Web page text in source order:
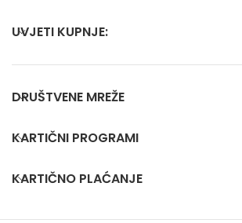
UVJETI KUPNJE:
DRUŠTVENE MREŽE
KARTIČNI PROGRAMI
KARTIČNO PLAĆANJE